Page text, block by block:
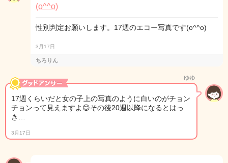
(o^^o)
性別判定お願いします。17週のエコー写真です(o^^o)
3月17日
ちろりん
ゆゆ
17週くらいだと女の子上の写真のように白いのがチョン
チョンって見えますよ😊その後20週以降になるとはっ
き…
3月17日